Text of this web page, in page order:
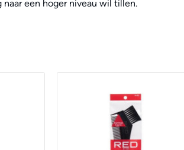
een hoger niveau wil tillen.